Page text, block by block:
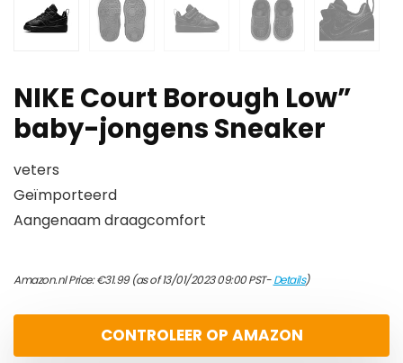
NIKE Court Borough Low”
baby-jongens Sneaker
veters
Geïmporteerd
Aangenaam draagcomfort
Amazon.nl Price:€31.99(as of 13/01/2023 09:00 PST-Details)
CONTROLEER OP AMAZON